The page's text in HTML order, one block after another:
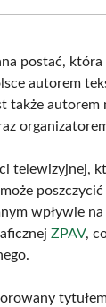
postać, która
autorem
także autorem
telewizyjnej,
wpływie
ZPAV,